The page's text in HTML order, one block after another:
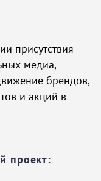
присутствия
медиа,
брендов,
и акций в
проект: